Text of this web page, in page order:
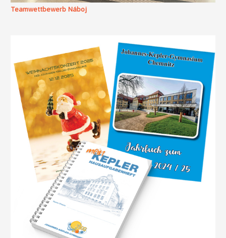
Teamwettbewerb Náboj